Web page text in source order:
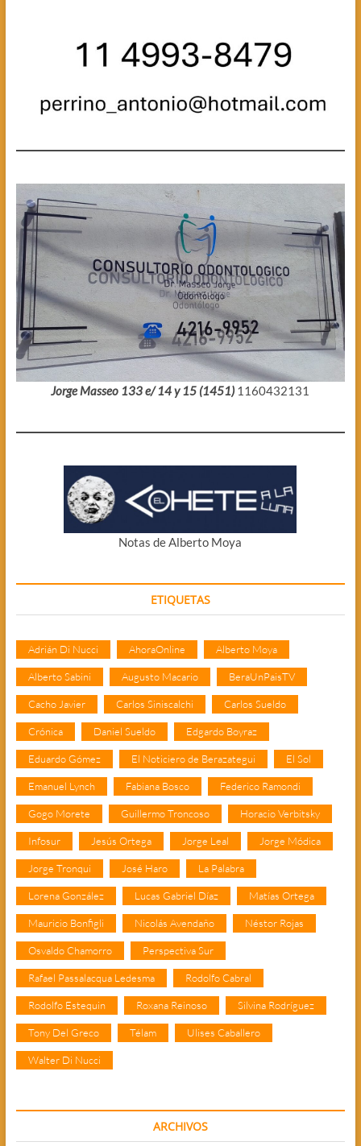
Jorge Masseo 133 e/ 14 y 15 (1451) 1160432131
Notas de Alberto Moya
ETIQUETAS
Adrián Di Nucci AhoraOnline Alberto Moya
Alberto Sabini Augusto Macario BeraUnPaisTV
Cacho Javier Carlos Siniscalchi Carlos Sueldo
Crónica Daniel Sueldo Edgardo Boyraz
Eduardo Gómez El Noticiero de Berazategui El Sol
Emanuel Lynch Fabiana Bosco Federico Ramondi
Gogo Morete Guillermo Troncoso Horacio Verbitsky
Infosur Jesús Ortega Jorge Leal Jorge Módica
Jorge Tronqui José Haro La Palabra
Lorena González Lucas Gabriel Díaz Matías Ortega
Mauricio Bonfigli Nicolás Avendaño Néstor Rojas
Osvaldo Chamorro Perspectiva Sur
Rafael Passalacqua Ledesma Rodolfo Cabral
Rodolfo Estequin Roxana Reinoso Silvina Rodríguez
Tony Del Greco Télam Ulises Caballero
Walter Di Nucci
ARCHIVOS